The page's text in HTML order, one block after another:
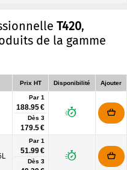
T420,
de la gamme
Prix HT Disponibilité Ajouter
Par 1
188.95 €
Dès 3
179.5 €
Par 1
51.99 €
Dès 3